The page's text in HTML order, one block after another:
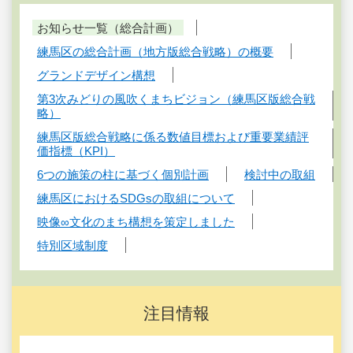
お知らせ一覧（総合計画）
練馬区の総合計画（地方版総合戦略）の概要
グランドデザイン構想
第3次みどりの風吹くまちビジョン（練馬区版総合戦
略）
練馬区版総合戦略に係る数値目標および重要業績評
価指標（KPI）
6つの施策の柱に基づく個別計画
検討中の取組
練馬区におけるSDGsの取組について
映像∞文化のまち構想を策定しました
特別区域制度
注目情報